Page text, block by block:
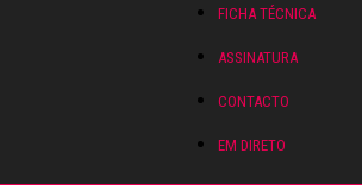
FICHA TÉCNICA
ASSINATURA
CONTACTO
EM DIRETO